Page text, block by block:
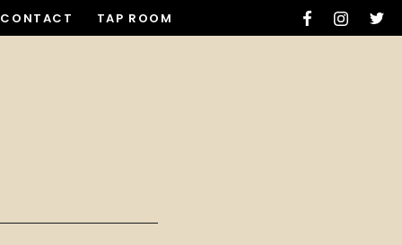
CONTACT TAP ROOM